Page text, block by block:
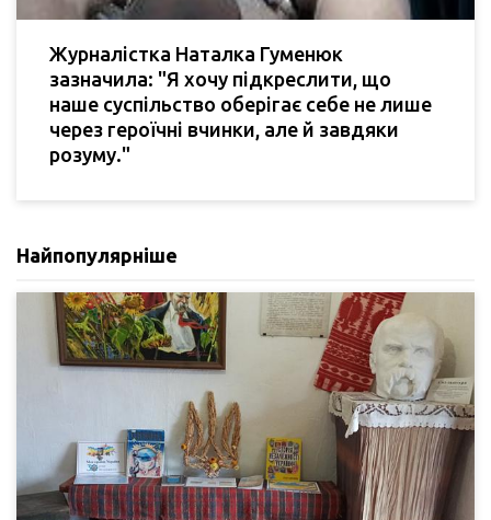
Журналістка Наталка Гуменюк
зазначила: "Я хочу підкреслити, що
наше суспільство оберігає себе не лише
через героїчні вчинки, але й завдяки
розуму."
Найпопулярніше